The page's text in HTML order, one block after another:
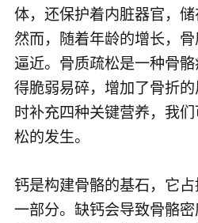
体，还保护着内脏器官，储
然而，随着年龄的增长，
逼近。骨质疏松是一种骨
得脆弱易碎，增加了骨折
时补充四种关键营养，我
松的发生。
钙是构建骨骼的基石，它
一部分。缺钙会导致骨骼